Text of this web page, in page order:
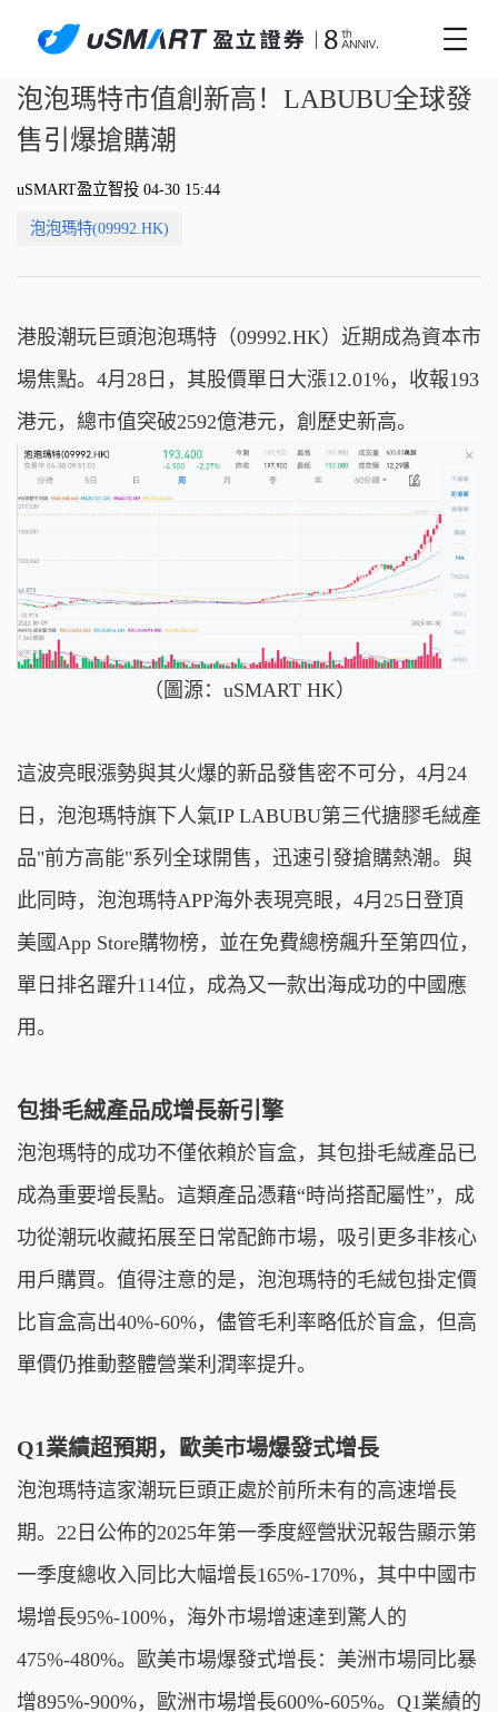
泡泡瑪特市值創新高！LABUBU全球發
售引爆搶購潮
uSMART盈立智投 04-30 15:44
泡泡瑪特(09992.HK)
港股潮玩巨頭泡泡瑪特（09992.HK）近期成為資本市
場焦點。4月28日，其股價單日大漲12.01%，收報193
港元，總市值突破2592億港元，創歷史新高。
（圖源：uSMART HK）
這波亮眼漲勢與其火爆的新品發售密不可分，4月24
日，泡泡瑪特旗下人氣IP LABUBU第三代搪膠毛絨產
品"前方高能"系列全球開售，迅速引發搶購熱潮。與
此同時，泡泡瑪特APP海外表現亮眼，4月25日登頂
美國App Store購物榜，並在免費總榜飆升至第四位，
單日排名躍升114位，成為又一款出海成功的中國應
用。
包掛毛絨產品成增長新引擎
泡泡瑪特的成功不僅依賴於盲盒，其包掛毛絨產品已
成為重要增長點。這類產品憑藉“時尚搭配屬性”，成
功從潮玩收藏拓展至日常配飾市場，吸引更多非核心
用戶購買。值得注意的是，泡泡瑪特的毛絨包掛定價
比盲盒高出40%-60%，儘管毛利率略低於盲盒，但高
單價仍推動整體營業利潤率提升。
Q1業績超預期，歐美市場爆發式增長
泡泡瑪特這家潮玩巨頭正處於前所未有的高速增長
期。22日公佈的2025年第一季度經營狀況報告顯示第
一季度總收入同比大幅增長165%-170%，其中中國市
場增長95%-100%，海外市場增速達到驚人的
475%-480%。歐美市場爆發式增長：美洲市場同比暴
增895%-900%，歐洲市場增長600%-605%。Q1業績的